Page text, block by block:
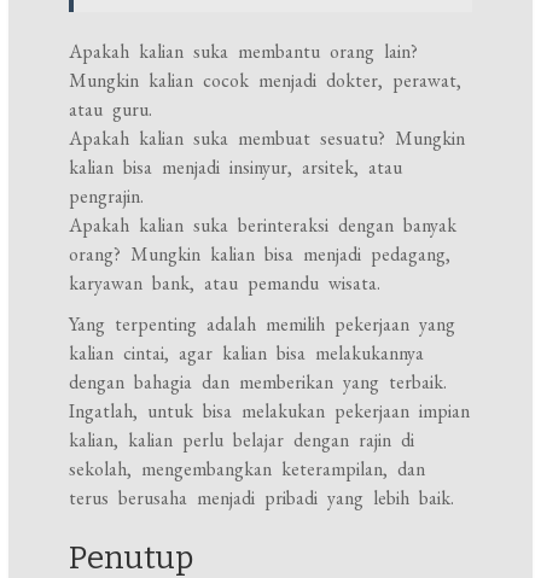
Apakah kalian suka membantu orang lain?
Mungkin kalian cocok menjadi dokter, perawat,
atau guru.
Apakah kalian suka membuat sesuatu? Mungkin
kalian bisa menjadi insinyur, arsitek, atau
pengrajin.
Apakah kalian suka berinteraksi dengan banyak
orang? Mungkin kalian bisa menjadi pedagang,
karyawan bank, atau pemandu wisata.
Yang terpenting adalah memilih pekerjaan yang
kalian cintai, agar kalian bisa melakukannya
dengan bahagia dan memberikan yang terbaik.
Ingatlah, untuk bisa melakukan pekerjaan impian
kalian, kalian perlu belajar dengan rajin di
sekolah, mengembangkan keterampilan, dan
terus berusaha menjadi pribadi yang lebih baik.
Penutup